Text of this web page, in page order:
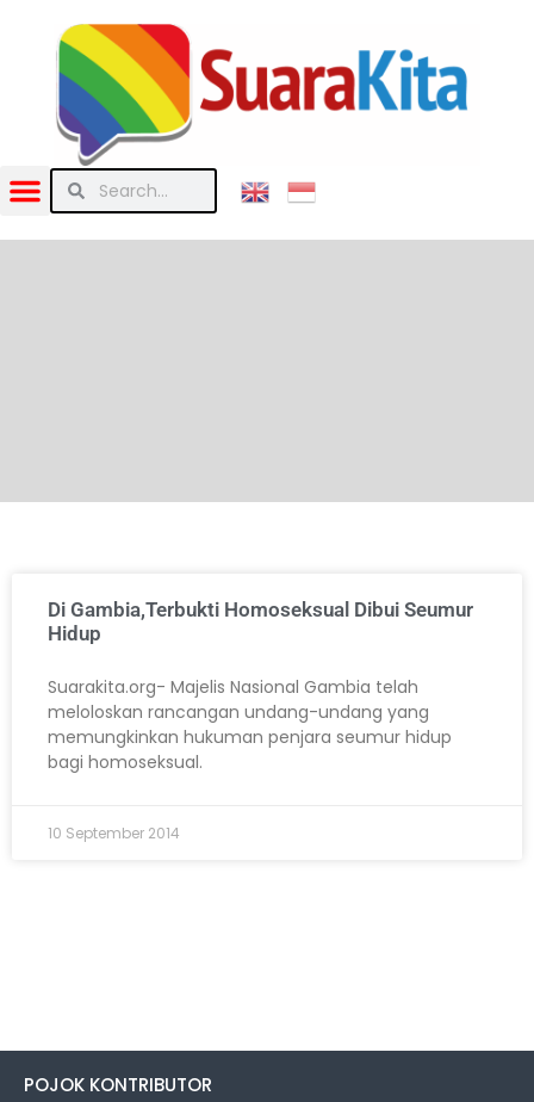
Di Gambia,Terbukti Homoseksual Dibui Seumur
Hidup
Suarakita.org- Majelis Nasional Gambia telah
meloloskan rancangan undang-undang yang
memungkinkan hukuman penjara seumur hidup
bagi homoseksual.
10 September 2014
POJOK KONTRIBUTOR